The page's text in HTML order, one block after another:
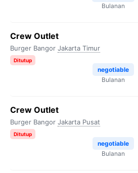
Bulanan
Crew Outlet
Burger Bangor Jakarta Timur
Ditutup
negotiable
Bulanan
Crew Outlet
Burger Bangor Jakarta Pusat
Ditutup
negotiable
Bulanan